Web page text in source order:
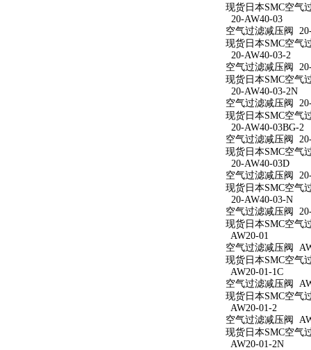
现货日本SMC空气
20-AW40-03
空气过滤减压阀
现货日本SMC空气
20-AW40-03-2
空气过滤减压阀
现货日本SMC空气
20-AW40-03-2N
空气过滤减压阀
现货日本SMC空气
20-AW40-03BG-2
空气过滤减压阀
现货日本SMC空气
20-AW40-03D
空气过滤减压阀
现货日本SMC空气
20-AW40-03-N
空气过滤减压阀
现货日本SMC空气
AW20-01
空气过滤减压阀
现货日本SMC空气
AW20-01-1C
空气过滤减压阀
现货日本SMC空气
AW20-01-2
空气过滤减压阀
现货日本SMC空气
AW20-01-2N